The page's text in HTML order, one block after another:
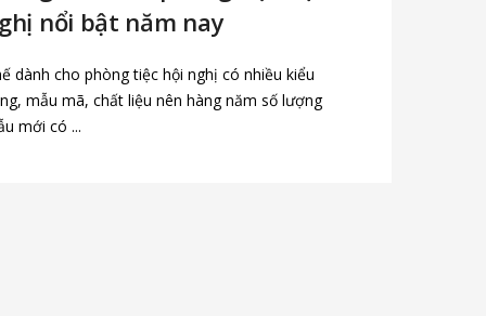
nổi bật năm nay
dành cho phòng tiệc hội nghị có nhiều kiểu
mẫu mã, chất liệu nên hàng năm số lượng
mới có ...